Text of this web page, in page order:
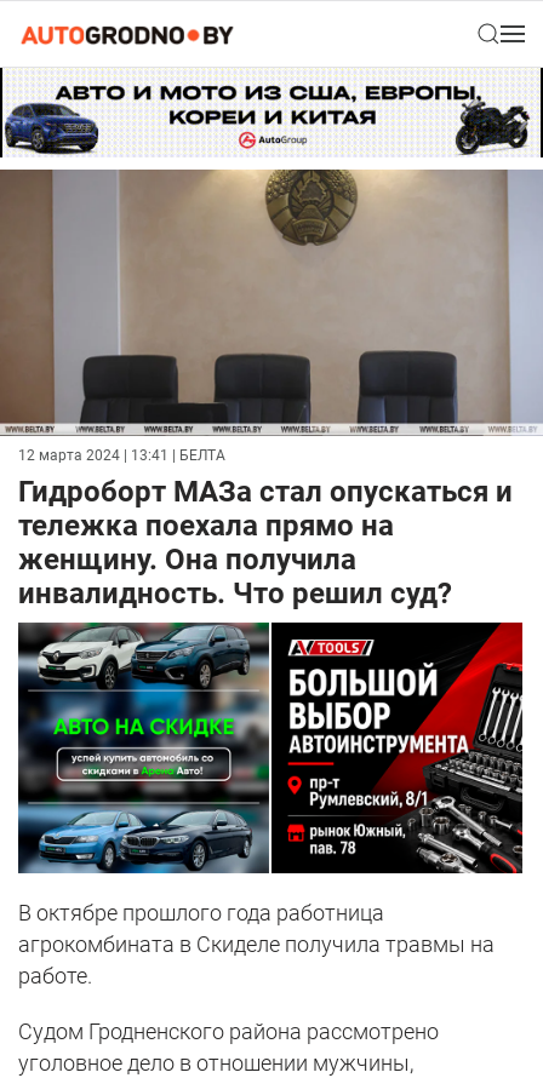
12 марта 2024 | 13:41 | БЕЛТА
Гидроборт МАЗа стал опускаться и
тележка поехала прямо на
женщину. Она получила
инвалидность. Что решил суд?
В октябре прошлого года работница
агрокомбината в Скиделе получила травмы на
работе.
Cудом Гродненского района рассмотрено
уголовное дело в отношении мужчины,